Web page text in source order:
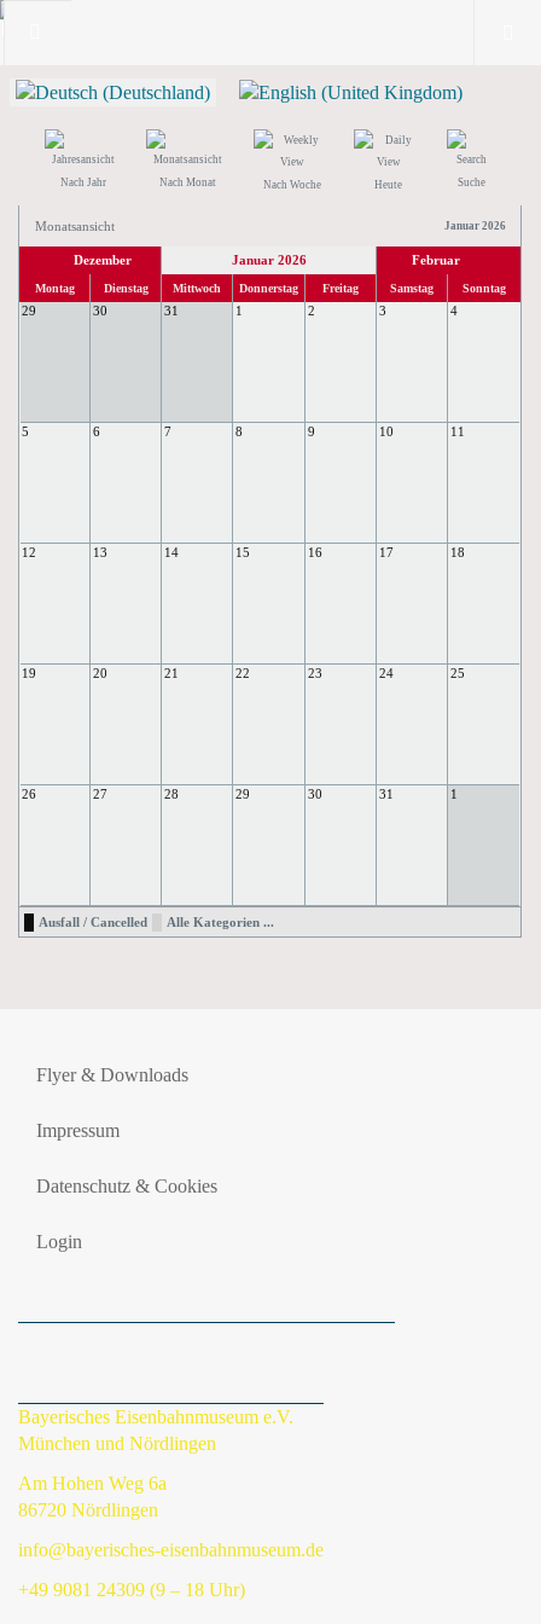
Nach Jahr Nach Monat Nach Woche Heute Suche
Monatsansicht Januar 2026
Dezember Januar 2026 Februar
Montag Dienstag Mittwoch Donnerstag Freitag Samstag Sonntag
29 30 31 1 2 3 4
5 6 7 8 9 10 11
12 13 14 15 16 17 18
19 20 21 22 23 24 25
26 27 28 29 30 31 1
Ausfall / Cancelled Alle Kategorien ...
Flyer & Downloads
Impressum
Datenschutz & Cookies
Login
Bayerisches Eisenbahnmuseum e.V.
München und Nördlingen
Am Hohen Weg 6a
86720 Nördlingen
info@bayerisches-eisenbahnmuseum.de
+49 9081 24309 (9 – 18 Uhr)